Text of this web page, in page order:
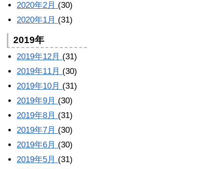
2020年2月 (30)
2020年1月 (31)
2019年
2019年12月 (31)
2019年11月 (30)
2019年10月 (31)
2019年9月 (30)
2019年8月 (31)
2019年7月 (30)
2019年6月 (30)
2019年5月 (31)